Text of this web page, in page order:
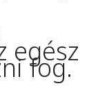
egész
fog.